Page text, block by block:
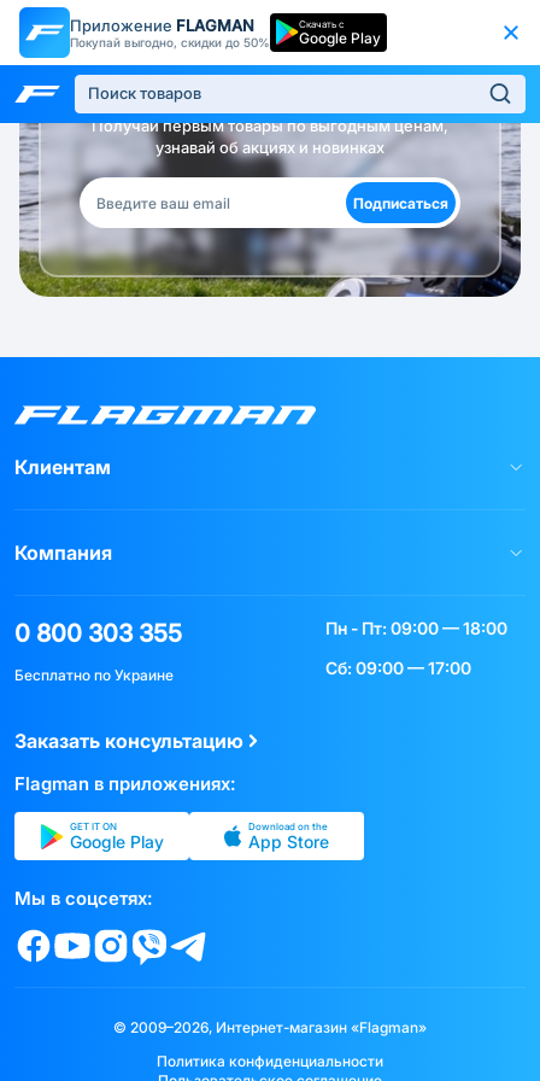
Приложение FLAGMAN
Покупай выгодно, скидки до 50%
Скачать с
Google Play
Будь в курсе!
Получай первым товары по выгодным ценам,
узнавай об акциях и новинках
Подписаться
Клиентам
Компания
0 800 303 355
Бесплатно по Украине
Пн - Пт: 09:00 — 18:00
Сб: 09:00 — 17:00
Заказать консультацию
Flagman в приложениях:
GET IT ON
Google Play
Download on the
App Store
Мы в соцсетях:
© 2009–2026, Интернет-магазин «Flagman»
Политика конфиденциальности